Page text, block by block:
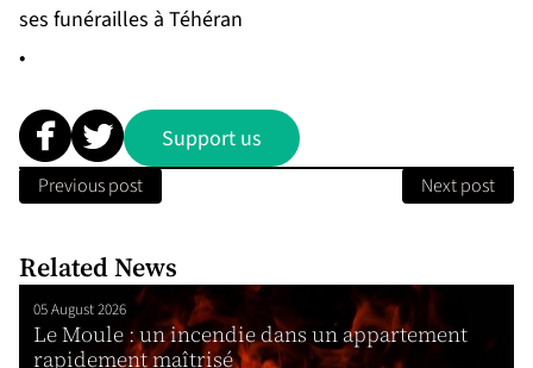
ses funérailles à Téhéran
•
Support us
Previous post Next post
Related News
05 August 2026
Le Moule : un incendie dans un appartement
rapidement maîtrisé